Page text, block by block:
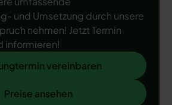
und Umsetzung durch unsere
nehmen! Jetzt Termin
informieren!
vereinbaren
Preise ansehen